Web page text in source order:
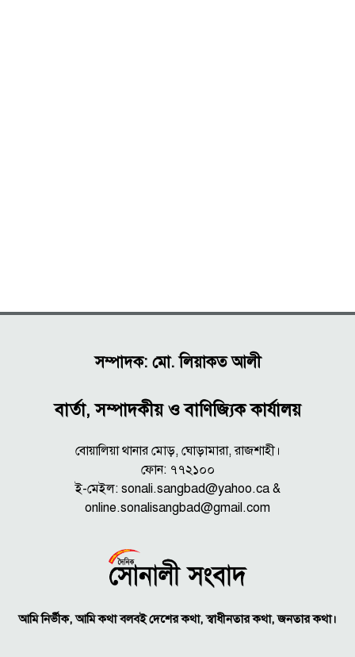
সম্পাদক: মো. লিয়াকত আলী
বার্তা, সম্পাদকীয় ও বাণিজ্যিক কার্যালয়
বোয়ালিয়া থানার মোড়, ঘোড়ামারা, রাজশাহী।
ফোন: ৭৭২১০০
ই-মেইল: sonali.sangbad@yahoo.ca &
online.sonalisangbad@gmail.com
আমি নির্ভীক, আমি কথা বলবই দেশের কথা, স্বাধীনতার কথা, জনতার কথা।